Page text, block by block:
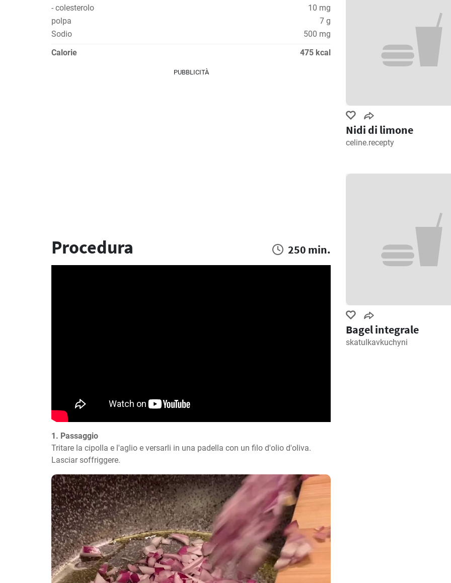
- colesterolo
10 mg
polpa
7 g
Sodio
500 mg
Calorie
475 kcal
PUBBLICITÀ
Procedura 250 min.
1. Passaggio
Tritare la cipolla e l'aglio e versarli in una padella con un filo d'olio d'oliva.
Lasciar soffriggere.
Nidi di limone
celine.recepty
Bagel integrale
skatulkavkuchyni